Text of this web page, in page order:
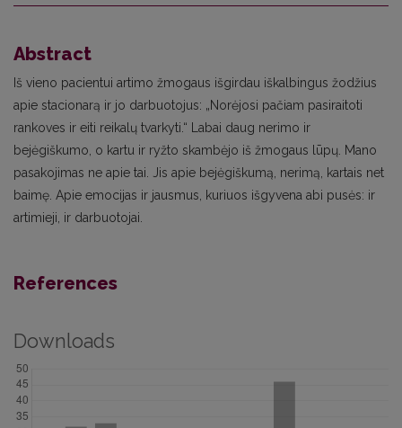
Abstract
Iš vieno pacientui artimo žmogaus išgirdau iškalbingus žodžius
apie stacionarą ir jo darbuotojus: „Norėjosi pačiam pasiraitoti
rankoves ir eiti reikalų tvarkyti.“ Labai daug nerimo ir
bejėgiškumo, o kartu ir ryžto skambėjo iš žmogaus lūpų. Mano
pasakojimas ne apie tai. Jis apie bejėgiškumą, nerimą, kartais net
baimę. Apie emocijas ir jausmus, kuriuos išgyvena abi pusės: ir
artimieji, ir darbuotojai.
References
Downloads